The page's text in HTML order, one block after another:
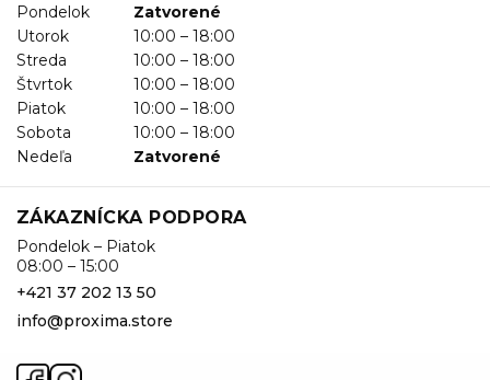
Pondelok
Zatvorené
Utorok
10:00 – 18:00
Streda
10:00 – 18:00
Štvrtok
10:00 – 18:00
Piatok
10:00 – 18:00
Sobota
10:00 – 18:00
Nedeľa
Zatvorené
ZÁKAZNÍCKA PODPORA
Pondelok – Piatok
08:00 – 15:00
+421 37 202 13 50
info@proxima.store